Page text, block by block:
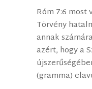
Róm 7:6
Törvény
annak
azért, hogy a
(gramma)